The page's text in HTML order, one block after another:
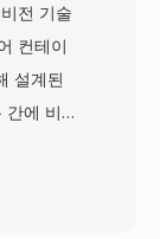
전 기술
컨테이
설계된
간에 비
전달하